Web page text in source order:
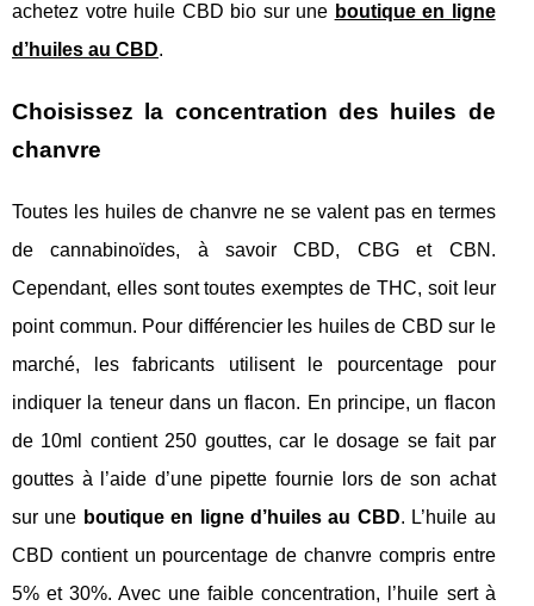
achetez votre huile CBD bio sur une boutique en ligne
d’huiles au CBD.
Choisissez la concentration des huiles de
chanvre
Toutes les huiles de chanvre ne se valent pas en termes
de cannabinoïdes, à savoir CBD, CBG et CBN.
Cependant, elles sont toutes exemptes de THC, soit leur
point commun. Pour différencier les huiles de CBD sur le
marché, les fabricants utilisent le pourcentage pour
indiquer la teneur dans un flacon. En principe, un flacon
de 10ml contient 250 gouttes, car le dosage se fait par
gouttes à l’aide d’une pipette fournie lors de son achat
sur une boutique en ligne d’huiles au CBD. L’huile au
CBD contient un pourcentage de chanvre compris entre
5% et 30%. Avec une faible concentration, l’huile sert à